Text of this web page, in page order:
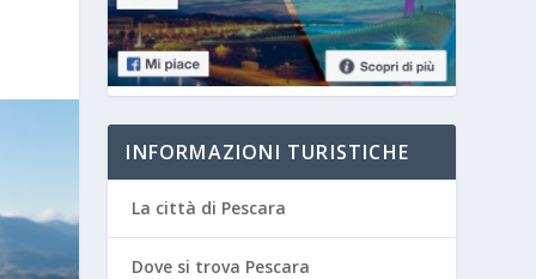
INFORMAZIONI TURISTICHE
La città di Pescara
Dove si trova Pescara